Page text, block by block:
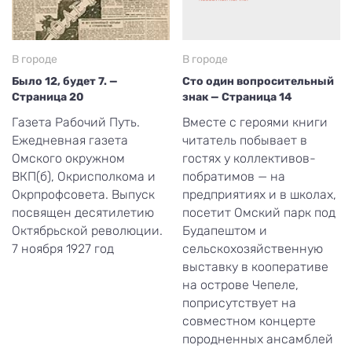
В городе
Было 12, будет 7. —
Страница 20
Газета Рабочий Путь.
Ежедневная газета
Омского окружном
ВКП(б), Окрисполкома и
Окрпрофсовета. Выпуск
посвящен десятилетию
Октябрьской революции.
7 ноября 1927 год
В городе
Сто один вопросительный
знак — Страница 14
Вместе с героями книги
читатель побывает в
гостях у коллективов-
побратимов — на
предприятиях и в школах,
посетит Омский парк под
Будапештом и
сельскохозяйственную
выставку в кооперативе
на острове Чепеле,
поприсутствует на
совместном концерте
породненных ансамблей